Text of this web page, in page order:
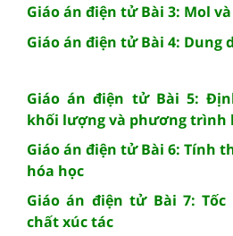
Giáo án điện tử Bài 3: Mol
Giáo án điện tử Bài 4: Dung
Giáo án điện tử Bài 5:
khối lượng và phương trình
Giáo án điện tử Bài 6: Tính
hóa học
Giáo án điện tử Bài 7:
chất xúc tác